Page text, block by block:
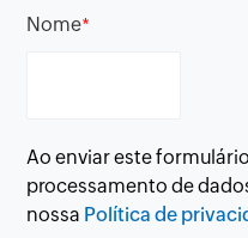
Nome*
Ao enviar este
processamento de
nossa Política de